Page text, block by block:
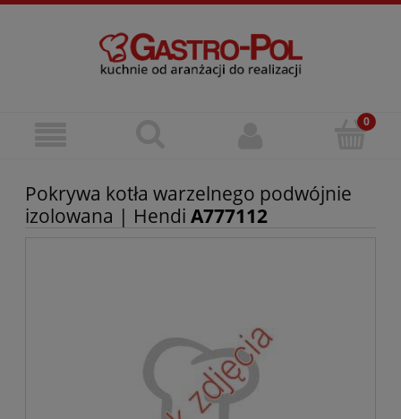
Pokrywa kotła warzelnego podwójnie
izolowana | Hendi A777112